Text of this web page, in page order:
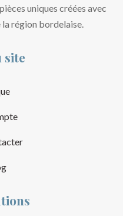
uniques créées avec
la région bordelaise.
site